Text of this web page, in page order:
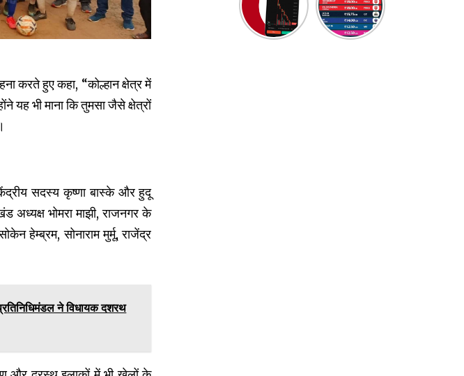
करते हुए कहा, “कोल्हान क्षेत्र में
यह भी माना कि तुमसा जैसे क्षेत्रों
सदस्य कृष्णा बास्के और हुदू
अध्यक्ष भोमरा माझी, राजनगर के
हेम्ब्रम, सोनाराम मुर्मू, राजेंद्र
ने विधायक दशरथ